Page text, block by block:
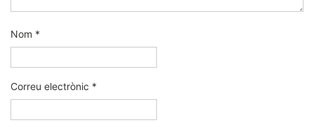
Nom *
Correu electrònic *